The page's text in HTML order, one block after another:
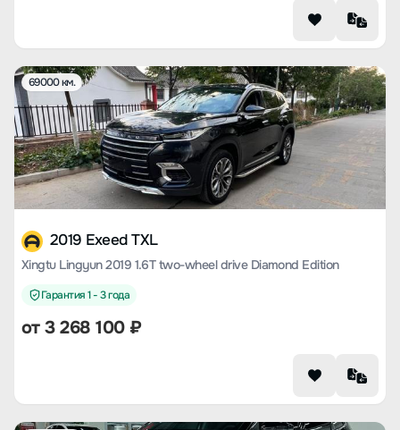
69000 км.
2019 Exeed TXL
Xingtu Lingyun 2019 1.6T two-wheel drive Diamond Edition
Гарантия 1 - 3 года
от3 268 100₽